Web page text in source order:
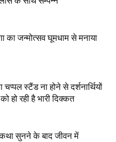
का जन्मोत्सव घूमधाम से मनाया
स्टैंड ना होने से दर्शनार्थियों
हो रही है भारी दिक्कत
सुनने के बाद जीवन में